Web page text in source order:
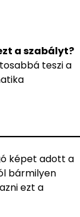
a szabályt?
teszi a
képet adott a
bármilyen
ezt a